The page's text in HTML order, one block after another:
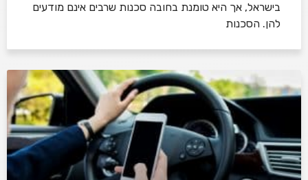
בישראל, אך היא טומנת בחובה סכנות שרבים אינם מודעים
להן. הסכנות